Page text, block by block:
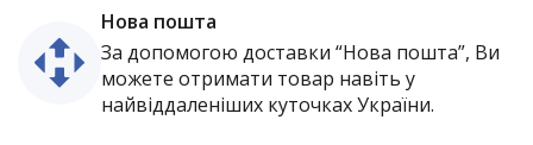
Нова пошта
За допомогою доставки “Нова пошта”, Ви
можете отримати товар навіть у
найвіддаленіших куточках України.